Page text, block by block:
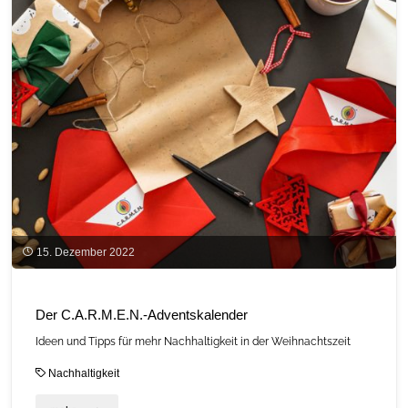
Tourismus"
15. Dezember 2022
Der C.A.R.M.E.N.-Adventskalender
Ideen und Tipps für mehr Nachhaltigkeit in der Weihnachtszeit
Nachhaltigkeit